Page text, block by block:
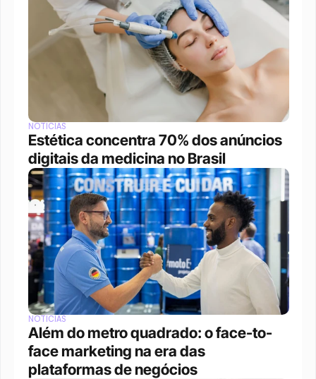
NOTÍCIAS
Estética concentra 70% dos anúncios
digitais da medicina no Brasil
NOTÍCIAS
Além do metro quadrado: o face-to-
face marketing na era das
plataformas de negócios